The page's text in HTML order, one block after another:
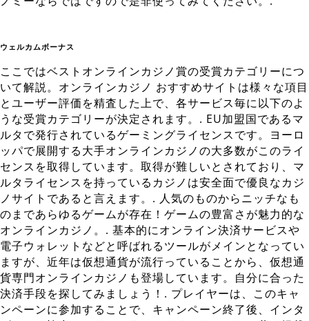
ウェルカムボーナス
ここではベストオンラインカジノ賞の受賞カテゴリーにつ
いて解説。オンラインカジノ おすすめサイトは様々な項目
とユーザー評価を精査した上で、各サービス毎に以下のよ
うな受賞カテゴリーが決定されます。. EU加盟国であるマ
ルタで発行されているゲーミングライセンスです。ヨーロ
ッパで展開する大手オンラインカジノの大多数がこのライ
センスを取得しています。取得が難しいとされており、マ
ルタライセンスを持っているカジノは安全面で優良なカジ
ノサイトであると言えます。. 人気のものからニッチなも
のまであらゆるゲームが存在！ゲームの豊富さが魅力的な
オンラインカジノ。. 基本的にオンライン決済サービスや
電子ウォレットなどと呼ばれるツールがメインとなってい
ますが、近年は仮想通貨が流行っていることから、仮想通
貨専門オンラインカジノも登場しています。自分に合った
決済手段を探してみましょう！. プレイヤーは、このキャ
ンペーンに参加することで、キャンペーン終了後、インタ